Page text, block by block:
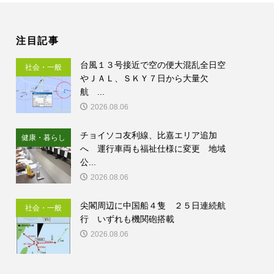
注目記事
社会・一般
台風１３号接近で空の便大混乱全日空
やＪＡＬ、ＳＫＹ７日から大量欠
航 ...
2026.08.06
健康・暮らし
チョイソコ友利線、比嘉エリア追加
へ 運行車両も福祉仕様に変更 地域
公...
2026.08.06
社会・一般
尖閣周辺に中国船４隻 ２５日連続航
行 いずれも機関砲搭載
2026.08.06